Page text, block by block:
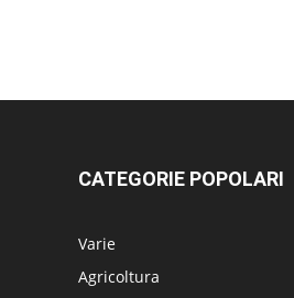
CATEGORIE POPOLARI
Varie
Agricoltura